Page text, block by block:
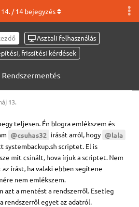
Asztali felhasználás
frissítési kérdések
Rendszermentés
14. /14bejegyzés
13.
teljesen. Én blogra emlékszem és
@csuhas32 irását arról, hogy @lala
systembackup.sh scriptet. El is
mit csinált, hova írjuk a scriptet. Nem
írást, ha valaki ebben segítene
nem emlékszem.
azt a mentést a rendszerről. Esetleg
rendszerről egyet az adatról.